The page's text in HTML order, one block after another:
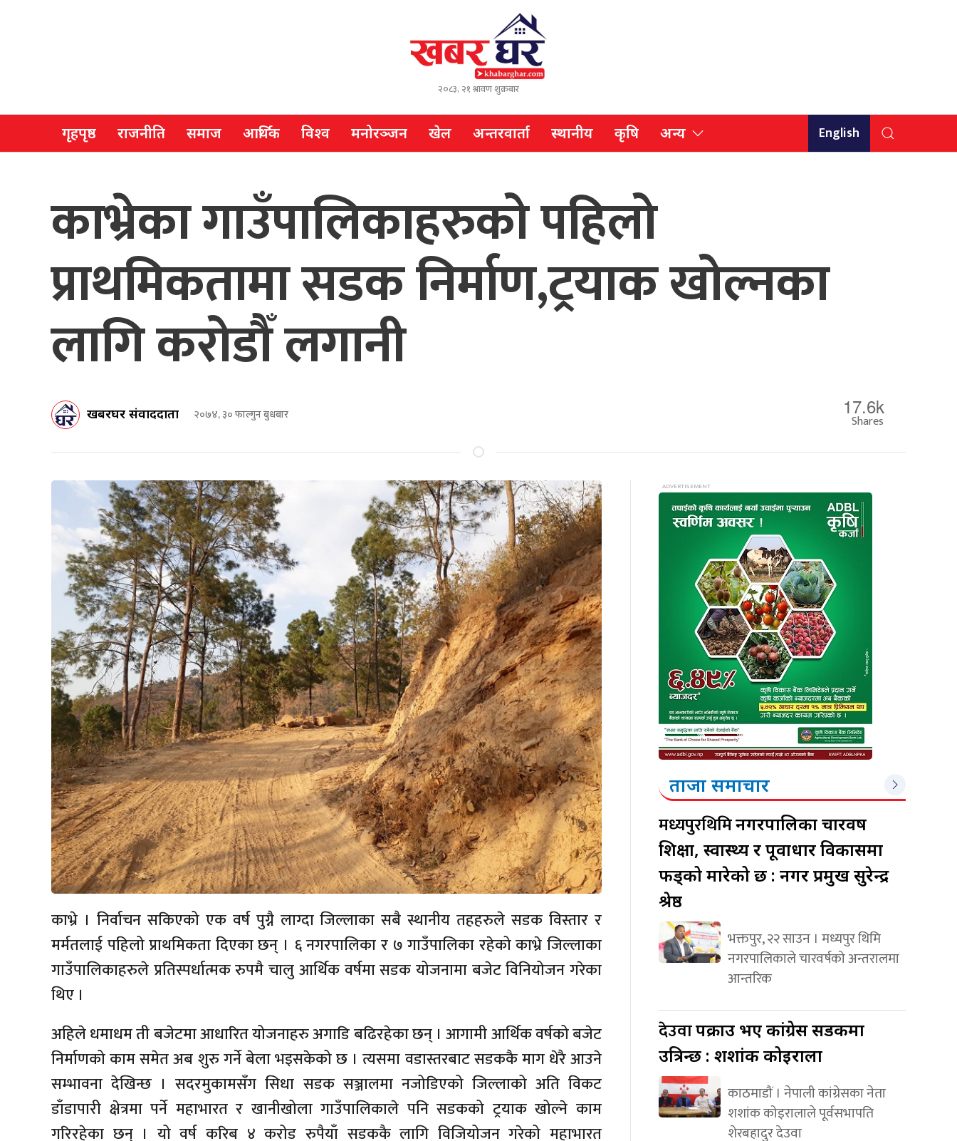
२०८३, २१ श्रावण शुक्रबार
गृहपृष्ठ राजनीति समाज आर्थिक विश्व मनोरञ्जन खेल अन्तरवार्ता स्थानीय कृषि अन्य English
काभ्रेका गाउँपालिकाहरुको पहिलो
प्राथमिकतामा सडक निर्माण,ट्रयाक खोल्नका
लागि करोडौँ लगानी
खबरघर संवाददाता २०७४, ३० फाल्गुन बुधबार 17.6k
Shares
काभ्रे । निर्वाचन सकिएको एक वर्ष पुग्नै लाग्दा जिल्लाका सबै स्थानीय तहहरुले सडक विस्तार र
मर्मतलाई पहिलो प्राथमिकता दिएका छन् । ६ नगरपालिका र ७ गाउँपालिका रहेको काभ्रे जिल्लाका
गाउँपालिकाहरुले प्रतिस्पर्धात्मक रुपमै चालु आर्थिक वर्षमा सडक योजनामा बजेट विनियोजन गरेका
थिए ।
अहिले धमाधम ती बजेटमा आधारित योजनाहरु अगाडि बढिरहेका छन् । आगामी आर्थिक वर्षको बजेट
निर्माणको काम समेत अब शुरु गर्ने बेला भइसकेको छ । त्यसमा वडास्तरबाट सडककै माग धेरै आउने
सम्भावना देखिन्छ । सदरमुकामसँग सिधा सडक सञ्जालमा नजोडिएको जिल्लाको अति विकट
डाँडापारी क्षेत्रमा पर्ने महाभारत र खानीखोला गाउँपालिकाले पनि सडकको ट्रयाक खोल्ने काम
गरिरहेका छन् । यो वर्ष करिब ४ करोड रुपैयाँ सडककै लागि विजियोजन गरेको महाभारत
ताजा समाचार
मध्यपुरथिमिनगरपालिका चारवर्ष
शिक्षा, स्वास्थ्य र पूर्वाधार विकासमा
फड्को मारेको छ : नगर प्रमुख सुरेन्द्र
श्रेष्ठ
भक्तपुर, २२ साउन । मध्यपुर थिमि
नगरपालिकाले चारवर्षको अन्तरालमा
आन्तरिक
देउवापक्राउ भए कांग्रेस सडकमा
उत्रिन्छ : शशांक कोइराला
काठमाडौं । नेपाली कांग्रेसका नेता
शशांक कोइरालाले पूर्वसभापति
शेरबहादुर देउवा